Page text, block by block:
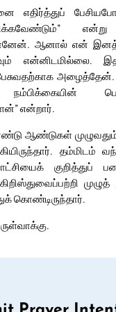
எதிர்த்துப்
என்று
ஆனால் என்
என்னிடமில்லை.
நம்பிக்கையின்
என்றார்.
ஆண்டுகள்
தம்மிடம்
குறித்துப்
கொண்டிருந்தார்.